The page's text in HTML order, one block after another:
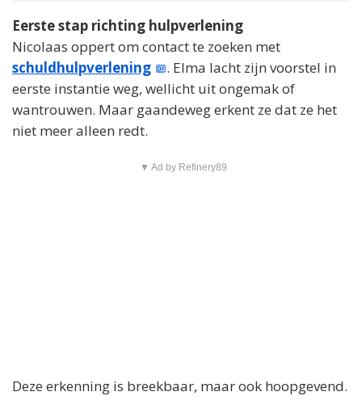
Eerste stap richting hulpverlening
Nicolaas oppert om contact te zoeken met
schuldhulpverlening
. Elma lacht zijn voorstel in
eerste instantie weg, wellicht uit ongemak of
wantrouwen. Maar gaandeweg erkent ze dat ze het
niet meer alleen redt.
▼ Ad by Refinery89
Deze erkenning is breekbaar, maar ook hoopgevend.